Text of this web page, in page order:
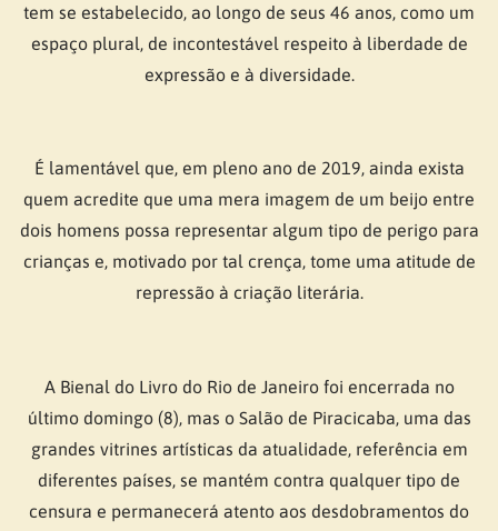
tem se estabelecido, ao longo de seus 46 anos, como um
espaço plural, de incontestável respeito à liberdade de
expressão e à diversidade.
É lamentável que, em pleno ano de 2019, ainda exista
quem acredite que uma mera imagem de um beijo entre
dois homens possa representar algum tipo de perigo para
crianças e, motivado por tal crença, tome uma atitude de
repressão à criação literária.
A Bienal do Livro do Rio de Janeiro foi encerrada no
último domingo (8), mas o Salão de Piracicaba, uma das
grandes vitrines artísticas da atualidade, referência em
diferentes países, se mantém contra qualquer tipo de
censura e permanecerá atento aos desdobramentos do